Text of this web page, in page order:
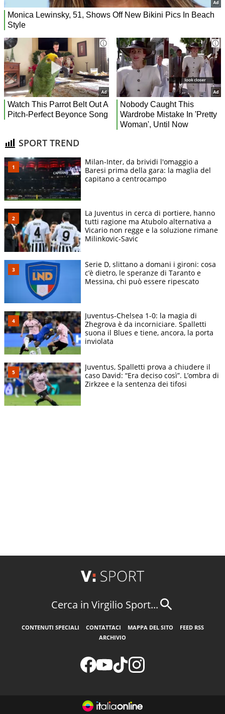
SPORT TREND
Milan-Inter, da brividi l'omaggio a
Baresi prima della gara: la maglia del
capitano a centrocampo
La Juventus in cerca di portiere, hanno
tutti ragione ma Atubolo alternativa a
Vicario non regge e la soluzione rimane
Milinkovic-Savic
Serie D, slittano a domani i gironi: cosa
c’è dietro, le speranze di Taranto e
Messina, chi può essere ripescato
Juventus-Chelsea 1-0: la magia di
Zhegrova è da incorniciare. Spalletti
suona il Blues e tiene, ancora, la porta
inviolata
Juventus, Spalletti prova a chiudere il
caso David: “Era deciso così”. L’ombra di
Zirkzee e la sentenza dei tifosi
Cerca in Virgilio Sport...
CONTENUTI SPECIALI CONTATTACI MAPPA DEL SITO
FEED RSS
ARCHIVIO